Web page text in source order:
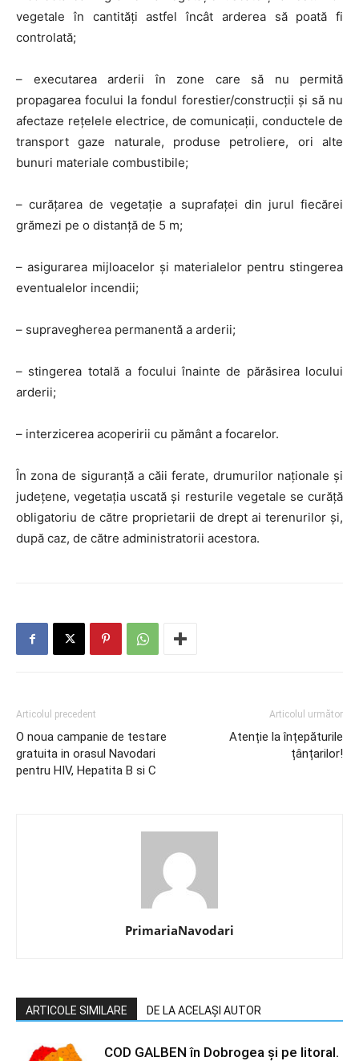
vegetale în cantități astfel încât arderea să poată fi
controlată;
– executarea arderii în zone care să nu permită
propagarea focului la fondul forestier/construcții și să nu
afectaze rețelele electrice, de comunicații, conductele de
transport gaze naturale, produse petroliere, ori alte
bunuri materiale combustibile;
– curățarea de vegetație a suprafaței din jurul fiecărei
grămezi pe o distanță de 5 m;
– asigurarea mijloacelor și materialelor pentru stingerea
eventualelor incendii;
– supravegherea permanentă a arderii;
– stingerea totală a focului înainte de părăsirea locului
arderii;
– interzicerea acoperirii cu pământ a focarelor.
În zona de siguranță a căii ferate, drumurilor naționale și
județene, vegetația uscată și resturile vegetale se curăță
obligatoriu de către proprietarii de drept ai terenurilor și,
după caz, de către administratorii acestora.
Articolul precedent
O noua campanie de testare
gratuita in orasul Navodari
pentru HIV, Hepatita B si C
Articolul următor
Atenție la înțepăturile
țânțarilor!
PrimariaNavodari
ARTICOLE SIMILARE DE LA ACELAȘI AUTOR
COD GALBEN în Dobrogea și pe litoral.